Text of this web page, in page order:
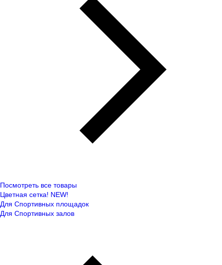
Посмотреть все товары
Цветная сетка! NEW!
Для Спортивных площадок
Для Спортивных залов